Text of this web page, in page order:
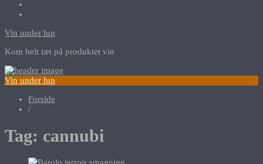
Vin under lup
Kom helt tæt på produktet vin
Vin under lup
Forside
/
Tag: cannubi